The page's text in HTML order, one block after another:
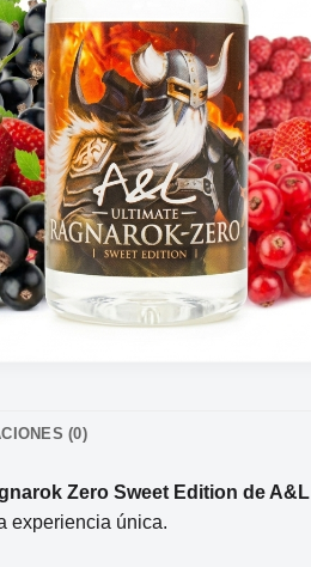
(0)
Zero Sweet Edition de A&L
experiencia única.